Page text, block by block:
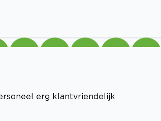
erg klantvriendelijk